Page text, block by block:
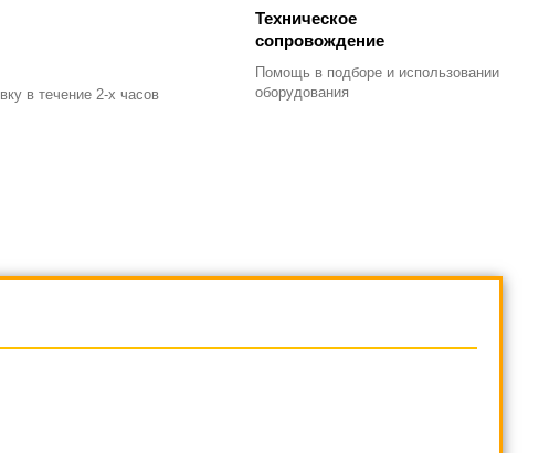
в течение 2-х часов
Техническое
сопровождение
Помощь в подбореи использовании
оборудования